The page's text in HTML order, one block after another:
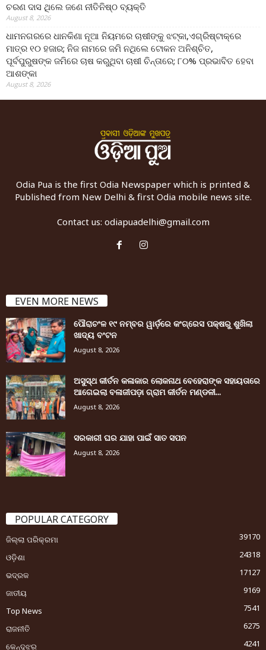
ଚରଣ ଦାସ ଥିଲେ ଜଣେ ନୀତିନିଷ୍ଠ ବ୍ୟକ୍ତି
August 8, 2026
ଧାମନଗରରେ ଧାନକିଣା ନୂଆ ନିୟମରେ ଚାଷୀଙ୍କୁ ଝଟ୍‌କା,ଏଗ୍ରିଷ୍ଟାକ୍‌ରେ
ମାତ୍ର ୧୦ ହଜାର; ନିଜ ନାମରେ ଜମି ନଥିଲେ ଟୋକନ ଅନିଶ୍ଚିତ,
ପୂର୍ବପୁରୁଷଙ୍କ ଜମିରେ ଚାଷ କରୁଥିବା ଚାଷୀ ଚିନ୍ତାରେ; ୮୦% ପ୍ରଭାବିତ ହେବା
ଆଶଙ୍କା
August 8, 2026
Odia Pua is the first Odia Newspaper which is printed &
Published from New Delhi & first Odia mobile news site.
Contact us: odiapuadelhi@gmail.com
EVEN MORE NEWS
ପୌରାଚଂଳ ୧୯ ନମ୍ବର ୱାର୍ଡ଼ରେ କଂଗ୍ରେସ ପକ୍ଷରୁ ଶୁଖିଲା
ଖାଦ୍ୟ ବଂଟନ
August 8, 2026
ଅସୁସ୍ଥ କୀର୍ତନ କଳାକାର ଲୋକନାଥ ବେହେରାଙ୍କ ସହାୟତାରେ
ଆଗେଇଲା ବଳାଜୀପଡ଼ା ଗ୍ରାମ କୀର୍ତନ ମଣ୍ଡଳୀ...
August 8, 2026
ସରକାରୀ ଘର ଯାହା ପାଇଁ ସାତ ସପନ
August 8, 2026
POPULAR CATEGORY
ଜିଲ୍ଲା ପରିକ୍ରମା
39170
ଓଡ଼ିଶା
24318
ଭଦ୍ରକ
17127
ଜାତୀୟ
9169
Top News
7541
ରାଜନୀତି
6275
କେନ୍ଦୁଝର
4241